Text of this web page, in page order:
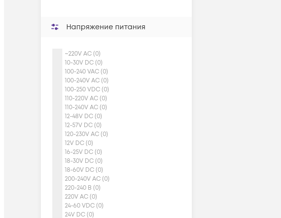
Напряжение питания
~220V AC (0)
10-30V DC (0)
100-240 VAC (0)
100-240V AC (0)
100-250 VDC (0)
110-220V AC (0)
110-240V AC (0)
12-48V DC (0)
12-57V DC (0)
120-230V AC (0)
12V DC (0)
16-25V DC (0)
18-30V DC (0)
18-60V DC (0)
200-240V AC (0)
220-240 В (0)
220V AC (0)
24-60 VDC (0)
24V DC (0)